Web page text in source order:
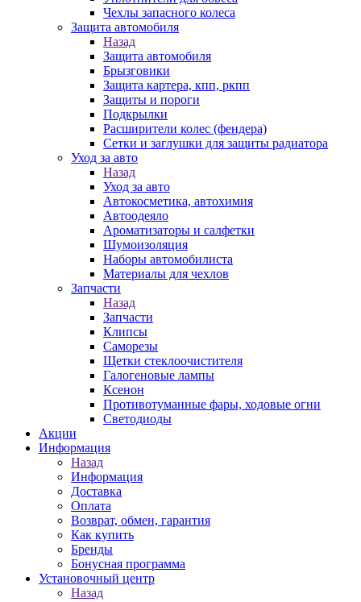
Чехлы запасного колеса
Защита автомобиля
Назад
Защита автомобиля
Брызговики
Защита картера, кпп, ркпп
Защиты и пороги
Подкрылки
Расширители колес (фендера)
Сетки и заглушки для защиты радиатора
Уход за авто
Назад
Уход за авто
Автокосметика, автохимия
Автоодеяло
Ароматизаторы и салфетки
Шумоизоляция
Наборы автомобилиста
Материалы для чехлов
Запчасти
Назад
Запчасти
Клипсы
Саморезы
Щетки стеклоочистителя
Галогеновые лампы
Ксенон
Противотуманные фары, ходовые огни
Светодиоды
Акции
Информация
Назад
Информация
Доставка
Оплата
Возврат, обмен, гарантия
Как купить
Бренды
Бонусная программа
Установочный центр
Назад